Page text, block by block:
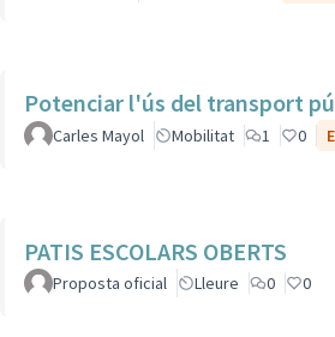
Potenciar l'ús del transport
Carles Mayol Mobilitat 1 0
PATIS ESCOLARS OBERTS
Proposta oficial Lleure 0 0